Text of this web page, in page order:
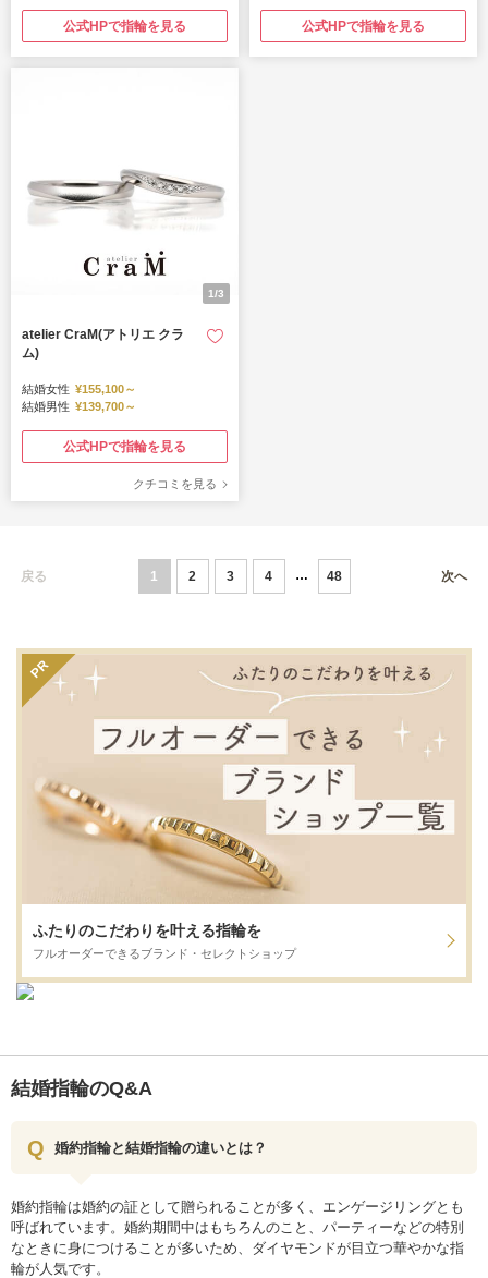
公式HPで指輪を見る 公式HPで指輪を見る
1/3
atelier CraM(アトリエ クラ
ム)
結婚女性 ¥155,100～
結婚男性 ¥139,700～
公式HPで指輪を見る
クチコミを見る
戻る 1 2 3 4 48 次へ
ふたりのこだわりを叶える指輪を
フルオーダーできるブランド・セレクトショップ
結婚指輪のQ&A
婚約指輪と結婚指輪の違いとは？
婚約指輪は婚約の証として贈られることが多く、エンゲージリングとも
呼ばれています。婚約期間中はもちろんのこと、パーティーなどの特別
なときに身につけることが多いため、ダイヤモンドが目立つ華やかな指
輪が人気です。